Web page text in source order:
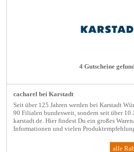
4 Gutscheine
cacharel bei Karstadt
Seit über 125 Jahren werden bei Karstadt
90 Filialen bundesweit, sondern seit über 10
karstadt.de. Hier findest Du ein großes
Informationen und vielen
alle